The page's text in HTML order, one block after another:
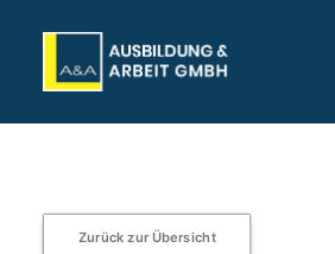
Zurück zur Übersicht